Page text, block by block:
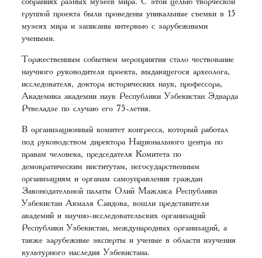
группой проекта были проведены уникальные съемки в 15
музеях мира и записаны интервью с зарубежными
учеными.
Торжественным событием мероприятия стало чествование
научного руководителя проекта, выдающегося археолога,
исследователя, доктора исторических наук, профессора,
Академика академии наук Республики Узбекистан Эдварда
Ртвеладзе по случаю его 75-летия.
В организационный комитет конгресса, который работал
под руководством директора Национального центра по
правам человека, председателя Комитета по
демократическим институтам, негосударственным
организациям и органам самоуправления граждан
Законодательной палаты Олий Мажлиса Республики
Узбекистан Акмаля Саидова, вошли представители
академий и научно-исследовательских организаций
Республики Узбекистан, международных организаций, а
также зарубежные эксперты и ученые в области изучения
культурного наследия Узбекистана.